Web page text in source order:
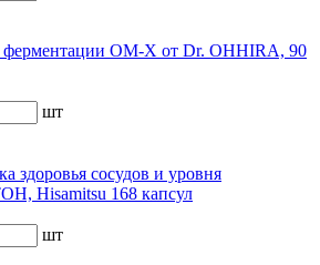
OM-X от Dr. OHHIRA, 90
шт
здоровья сосудов и уровня
Hisamitsu 168 капсул
шт